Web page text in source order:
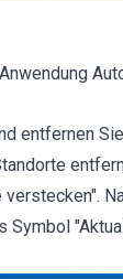
entfernen
verstecken".
Symbol